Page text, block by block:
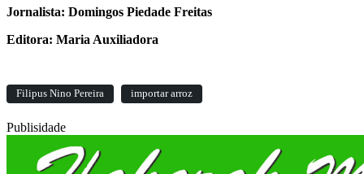
Jornalista: Domingos Piedade Freitas
Editora: Maria Auxiliadora
Filipus Nino Pereira importar arroz
Publisidade